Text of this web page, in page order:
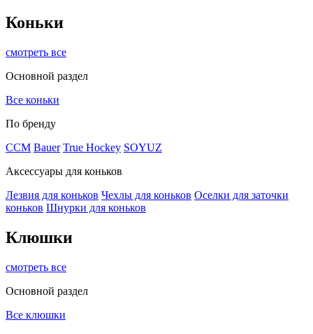
Коньки
смотреть все
Основной раздел
Все коньки
По бренду
ССМ Bauer True Hockey SOYUZ
Аксессуары для коньков
Лезвия для коньков Чехлы для коньков Оселки для заточки
коньков Шнурки для коньков
Клюшки
смотреть все
Основной раздел
Все клюшки